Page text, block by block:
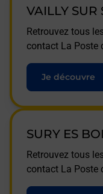
VAILLY SUR
Retrouvez tous
contact La Poste
Je découvre
SURY ES
Retrouvez tous
contact La Poste